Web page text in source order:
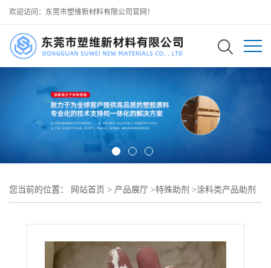
欢迎访问：东莞市塑维新材料有限公司官网！
您当前的位置： 网站首页 > 产品展厅 >特殊助剂 >涂料类产品助剂